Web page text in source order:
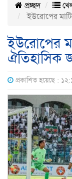
প্রচ্ছদ
ইউরোপের
ইউরোপের
ঐতিহাসিক
প্রকাশিত হয়েছে :